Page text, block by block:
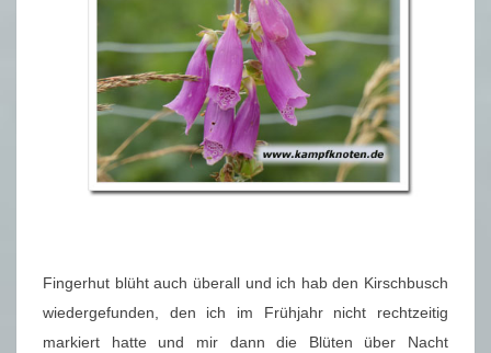
Fingerhut blüht auch überall und ich hab den Kirschbusch
wiedergefunden, den ich im Frühjahr nicht rechtzeitig
markiert hatte und mir dann die Blüten über Nacht